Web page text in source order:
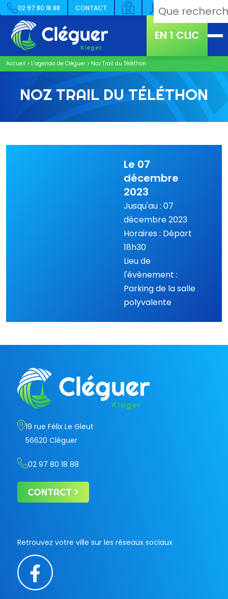
02 97 80 18 88 CONTACT
EN 1 CLIC
Accueil > L’agenda de Cléguer > Noz Trail du Téléthon
NOZ TRAIL DU TÉLÉTHON
Le 07
décembre
2023
Jusqu'au : 07
décembre 2023
Horaires : Départ
18h30
Lieu de
l'évènement :
Parking de la salle
polyvalente
19 rue Félix Le Gleut
56620 Cléguer
02 97 80 18 88
CONTACT
Retrouvez votre ville sur les réseaux sociaux